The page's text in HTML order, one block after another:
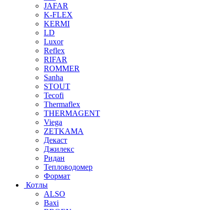
JAFAR
K-FLEX
KERMI
LD
Luxor
Reflex
RIFAR
ROMMER
Sanha
STOUT
Tecofi
Thermaflex
THERMAGENT
Viega
ZETKAMA
Декаст
Джилекс
Ридан
Тепловодомер
Формат
Котлы
ALSO
Baxi